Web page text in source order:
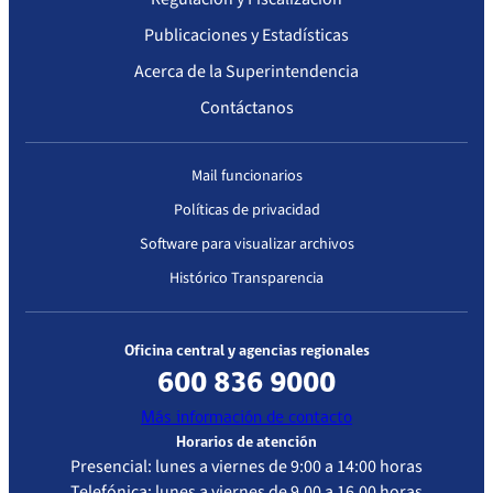
Publicaciones y Estadísticas
Acerca de la Superintendencia
Contáctanos
Mail funcionarios
Políticas de privacidad
Software para visualizar archivos
Histórico Transparencia
Oficina central y agencias regionales
600 836 9000
Más información de contacto
Horarios de atención
Presencial: lunes a viernes de 9:00 a 14:00 horas